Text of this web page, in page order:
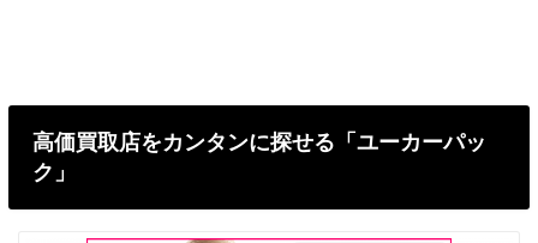
高価買取店をカンタンに探せる「ユーカーパッ
ク」